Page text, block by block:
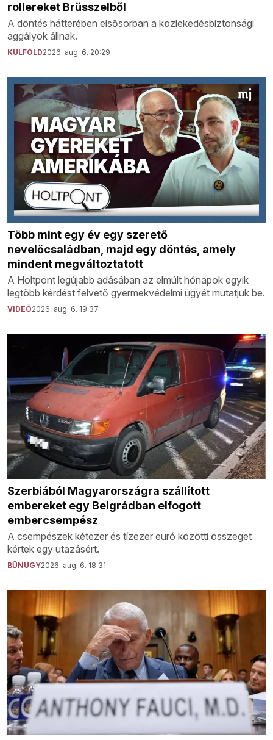
rollereket Brüsszelből
A döntés hátterében elsősorban a közlekedésbiztonsági
aggályok állnak.
KÜLFÖLD2026. aug. 6. 20:29
Több mint egy év egy szerető
nevelőcsaládban, majd egy döntés, amely
mindent megváltoztatott
A Holtpont legújabb adásában az elmúlt hónapok egyik
legtöbb kérdést felvető gyermekvédelmi ügyét mutatjuk be.
VIDEÓ2026. aug. 6. 19:37
Szerbiából Magyarországra szállított
embereket egy Belgrádban elfogott
embercsempész
A csempészek kétezer és tízezer euró közötti összeget
kértek egy utazásért.
BŰNÜGY2026. aug. 6. 18:31